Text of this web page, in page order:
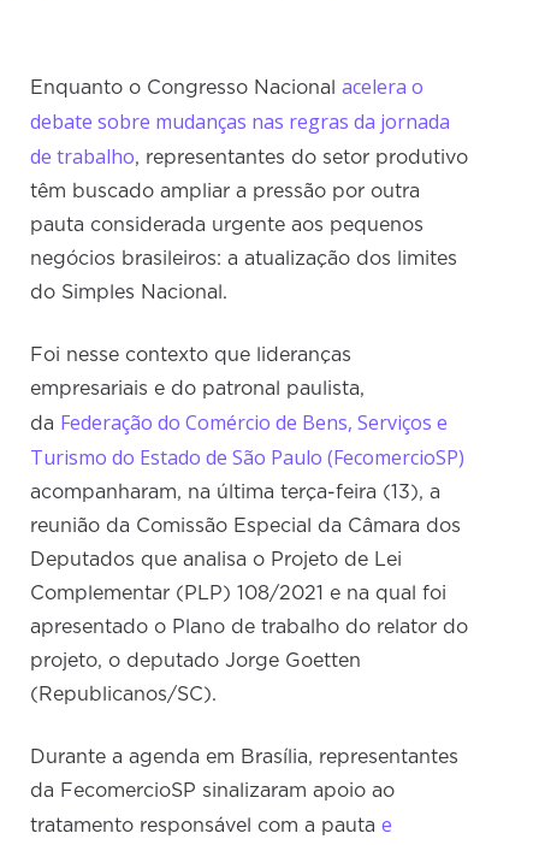
Enquanto o Congresso Nacionalacelera o
debate sobre mudanças nas regras da jornada
de trabalho, representantes do setor produtivo
têm buscado ampliar a pressão por outra
pauta considerada urgente aos pequenos
negócios brasileiros: a atualização dos limites
do Simples Nacional.
Foi nesse contexto que lideranças
empresariais e do patronal paulista,
da Federação do Comércio de Bens, Serviços e
Turismo do Estado de São Paulo (FecomercioSP)
acompanharam, na última terça-feira (13), a
reunião da Comissão Especial da Câmara dos
Deputados que analisa o Projeto de Lei
Complementar (PLP) 108/2021 e na qual foi
apresentado o Plano de trabalho do relator do
projeto, o deputado Jorge Goetten
(Republicanos/SC).
Durante a agenda em Brasília, representantes
da FecomercioSP sinalizaram apoio ao
tratamento responsável com a pautae